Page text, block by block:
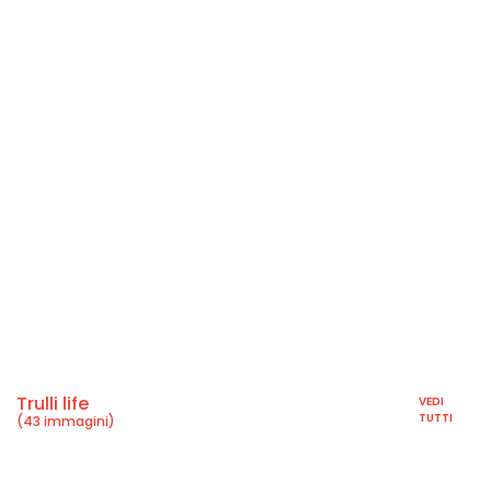
Trulli life
(43 immagini)
VEDI
TUTTI